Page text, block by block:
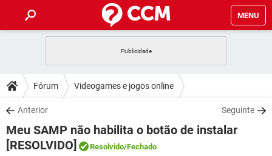
MENU
CELULAR FACEBOOK
OUTLOOK
INSTAGRAM GMAIL
GUIA DE COMPRAS
DICAS
JOGOS WHATSAPP
OUTLOOK
DOWNLOADS
JOGOS WHATSAPP
CELULAR FACEBOOK
FÓRUM
Fórum Videogames e jogos online
Anterior Seguinte
Meu SAMP não habilita o botão de instalar
[RESOLVIDO]
Resolvido/Fechado